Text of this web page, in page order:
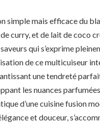
simple mais efficace du
de curry, et de lait de coco
qui s’exprime
de ce multicuiseur
une tendreté
les nuances
d’une cuisine fusion
et douceur,